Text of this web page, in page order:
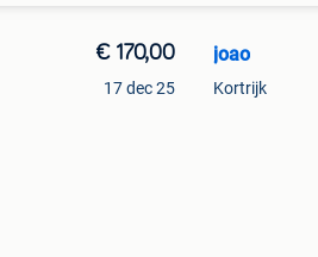
€ 170,00
17 dec 25
joao
Kortrijk